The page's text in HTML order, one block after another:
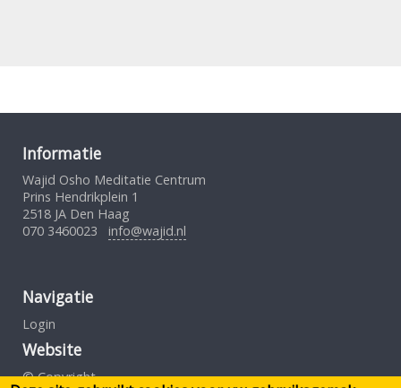
Informatie
Wajid Osho Meditatie Centrum
Prins Hendrikplein 1
2518 JA Den Haag
070 3460023 info@wajid.nl
Navigatie
Login
Website
© Copyright